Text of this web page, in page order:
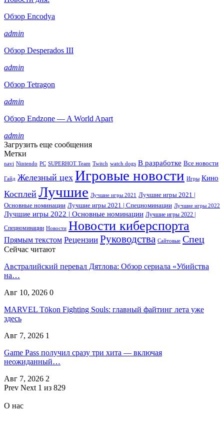
Обзор Encodya
admin
Обзор Desperados III
admin
Обзор Tetragon
admin
Обзор Endzone — A World Apart
admin
Загрузить еще сообщения
Метки
navi Nintendo PC SUPERHOT Team Twitch watch dogs В разработке Все новости
Гайд Железный цех Игровые новости Игры Кино
Косплей Лучшие Лучшие игры 2021
Лучшие игры 2021 |
Основные номинации Лучшие игры 2021 | Спецноминации Лучшие игры 2022
Лучшие игры 2022 | Основные номинации Лучшие игры 2022 |
Спецноминации Новости Новости киберспорта
Прямым текстом Рецензии Руководства Сайтовые Спец
Сейчас читают
Австралийский перевал Дятлова: Обзор сериала «Убийства
на…
Авг 10, 2026 0
MARVEL Tōkon Fighting Souls: главный файтинг лета уже
здесь
Авг 7, 2026 1
Game Pass получил сразу три хита — включая
неожиданный…
Авг 7, 2026 2
Prev Next 1 из 829
О нас